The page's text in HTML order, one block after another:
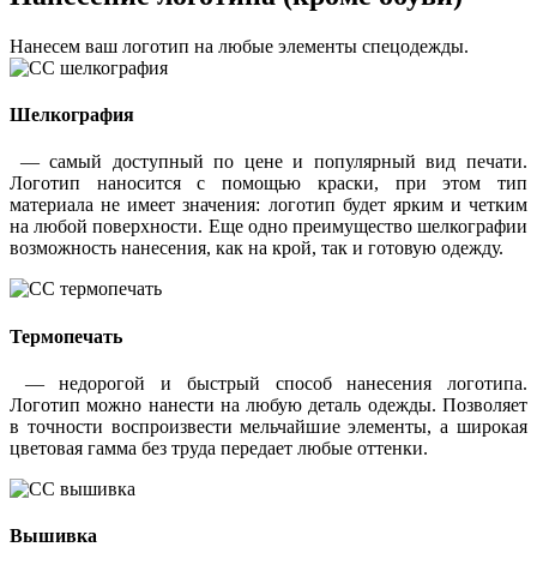
Нанесем ваш логотип на любые элементы спецодежды.
Шелкография
— самый доступный по цене и популярный вид печати.
Логотип наносится с помощью краски, при этом тип
материала не имеет значения: логотип будет ярким и четким
на любой поверхности. Еще одно преимущество шелкографии
возможность нанесения, как на крой, так и готовую одежду.
Термопечать
— недорогой и быстрый способ нанесения логотипа.
Логотип можно нанести на любую деталь одежды. Позволяет
в точности воспроизвести мельчайшие элементы, а широкая
цветовая гамма без труда передает любые оттенки.
Вышивка